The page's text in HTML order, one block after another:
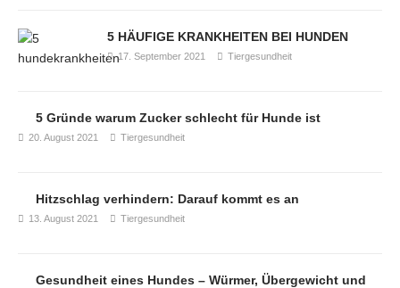
5 HÄUFIGE KRANKHEITEN BEI HUNDEN
17. September 2021 Tiergesundheit
5 Gründe warum Zucker schlecht für Hunde ist
20. August 2021 Tiergesundheit
Hitzschlag verhindern: Darauf kommt es an
13. August 2021 Tiergesundheit
Gesundheit eines Hundes – Würmer, Übergewicht und